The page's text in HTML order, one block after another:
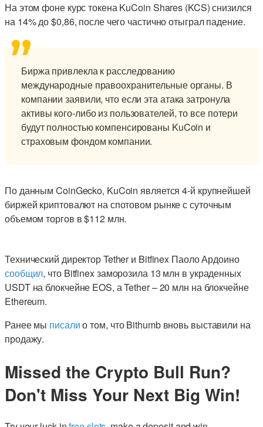
На этом фоне курс токена KuCoin Shares (KCS) снизился
на 14% до $0,86, после чего частично отыграл падение.
Биржа привлекла к расследованию
международные правоохранительные органы. В
компании заявили, что если эта атака затронула
активы кого-либо из пользователей, то все потери
будут полностью компенсированы KuCoin и
страховым фондом компании.
По данным CoinGecko, KuCoin является 4-й крупнейшей
биржей криптовалют на спотовом рынке с суточным
объемом торгов в $112 млн.
Технический директор Tether и Bitfinex Паоло Ардоино
сообщил, что Bitfinex заморозила 13 млн в украденных
USDT на блокчейне EOS, а Tether – 20 млн на блокчейне
Ethereum.
Ранее мы писалио том, что Bithumb вновь выставили на
продажу.
Missed the Crypto Bull Run?
Don't Miss Your Next Big Win!